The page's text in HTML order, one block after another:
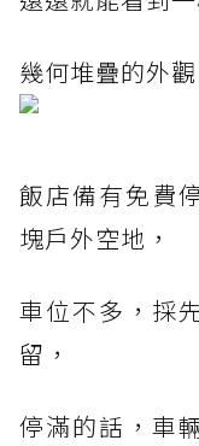
幾何堆疊的外
飯店備有免費
塊戶外空地，
車位不多，採
留，
停滿的話，車